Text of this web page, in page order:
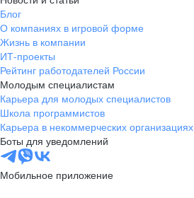
Блог
О компаниях в игровой форме
Жизнь в компании
ИТ-проекты
Рейтинг работодателей России
Молодым специалистам
Карьера для молодых специалистов
Школа программистов
Карьера в некоммерческих организациях
Боты для уведомлений
Мобильное приложение